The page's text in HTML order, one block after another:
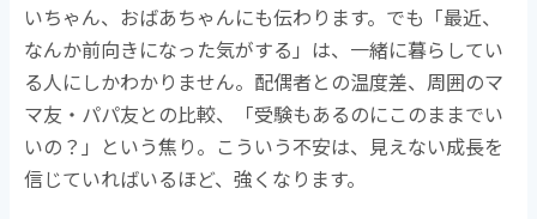
いちゃん、おばあちゃんにも伝わります。でも「最近、
なんか前向きになった気がする」は、一緒に暮らしてい
る人にしかわかりません。配偶者との温度差、周囲のマ
マ友・パパ友との比較、「受験もあるのにこのままでい
いの？」という焦り。こういう不安は、見えない成長を
信じていればいるほど、強くなります。